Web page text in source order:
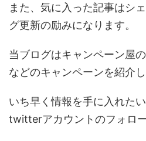
また、気に入った記事はシ
グ更新の励みになります。
当ブログはキャンペーン屋
などのキャンペーンを紹介し
いち早く情報を手に入れた
twitterアカウントのフォロ